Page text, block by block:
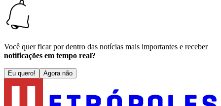
Você quer ficar por dentro das notícias mais importantes e receber
notificações em tempo real?
Eu quero! Agora não